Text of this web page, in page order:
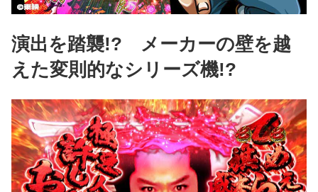
演出を踏襲!? メーカーの壁を越
えた変則的なシリーズ機!?